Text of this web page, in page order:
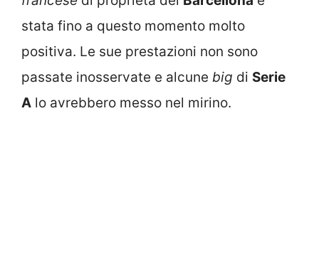
stata fino a questo momento molto
positiva. Le sue prestazioni non sono
passate inosservate e alcune big di Serie
A lo avrebbero messo nel mirino.